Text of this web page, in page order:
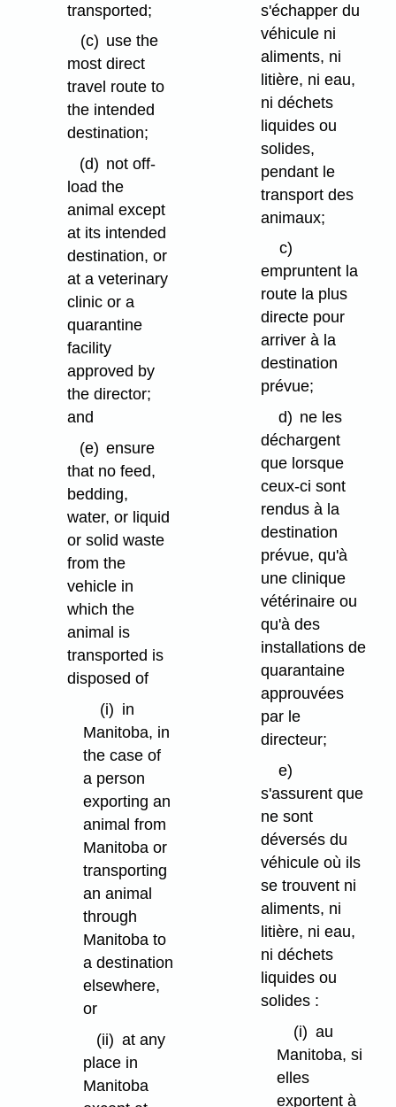
transported;
(c) use the
most direct
travel route to
the intended
destination;
(d) not off-
load the
animal except
at its intended
destination, or
at a veterinary
clinic or a
quarantine
facility
approved by
the director;
and
(e) ensure
that no feed,
bedding,
water, or liquid
or solid waste
from the
vehicle in
which the
animal is
transported is
disposed of
(i) in
Manitoba, in
the case of
a person
exporting an
animal from
Manitoba or
transporting
an animal
through
Manitoba to
a destination
elsewhere,
or
(ii) at any
place in
Manitoba
s'échapper du
véhicule ni
aliments, ni
litière, ni eau,
ni déchets
liquides ou
solides,
pendant le
transport des
animaux;
c)
empruntent la
route la plus
directe pour
arriver à la
destination
prévue;
d) ne les
déchargent
que lorsque
ceux-ci sont
rendus à la
destination
prévue, qu'à
une clinique
vétérinaire ou
qu'à des
installations de
quarantaine
approuvées
par le
directeur;
e)
s'assurent que
ne sont
déversés du
véhicule où ils
se trouvent ni
aliments, ni
litière, ni eau,
ni déchets
liquides ou
solides :
(i) au
Manitoba, si
elles
exportent à